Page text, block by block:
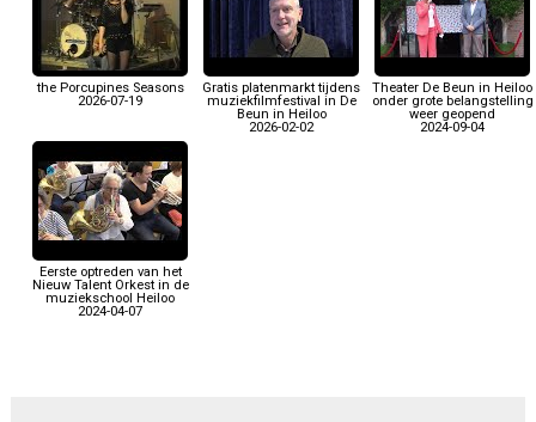
the Porcupines Seasons
2026-07-19
Gratis platenmarkt tijdens
muziekfilmfestival in De
Beun in Heiloo
2026-02-02
Theater De Beun in Heiloo
onder grote belangstelling
weer geopend
2024-09-04
Eerste optreden van het
Nieuw Talent Orkest in de
muziekschool Heiloo
2024-04-07